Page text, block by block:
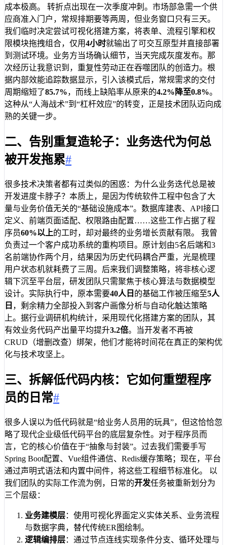
成本极高。 转折点出现在一次季度冲刺。市场部急需一个供
应商准入门户，常规排期要等两周，但业务窗口只有三天。
我们临时决定尝试可视化搭建方案，将表单、流程引擎和权
限模块拖拽组合，仅用4小时就输出了可交互原型并直接部署
到测试环境。业务方当场确认细节，当天完成灰度发布。那
次经历让我意识到，重复性劳动正在吞噬团队的创造力。根
据内部效能追踪数据显示，引入该模式后，常规需求的交付
周期缩短了85.7%，而线上缺陷率从原来的4.2% 降至0.8%。
这种从“人海战术”到“杠杆效应”的转变，正是技术团队迈向成
熟的关键一步。
二、告别重复造轮子：业务迭代为何总
被开发拖累#
很多技术决策者都有过类似的困惑：为什么业务迭代总是被
开发进度卡脖子？本质上，是因为传统软件工程中包含了大
量与业务价值无关的“基础设施成本”。数据库建表、API接口
定义、前端页面适配、权限路由配置……这些工作占据了程
序员60%以上的工时，却对最终的业务增长贡献有限。 我曾
负责过一个客户成功系统的重构项目。原计划由5名后端和3
名前端协作两个月，结果因为历史代码耦合严重，光是梳理
用户状态机就耗费了三周。后来我们调整策略，将非核心逻
辑下沉至平台层，研发团队只需聚焦于核心算法与数据模型
设计。实际执行中，原本需要40人日 的基础工作被压缩至5人
日 ，剩余精力全部投入到客户画像分析与自动化触达策略
上。据行业调研机构统计，采用现代化搭建方案的团队，其
有效业务代码产出量平均提升3.2倍。当开发者不再被
CRUD（增删改查）绑架，他们才能将时间花在真正的架构优
化与技术攻坚上。
三、拆解低代码内核：它如何重塑程序
员的日常#
很多人误以为低代码就是“给业务人员用的玩具”，但这恰恰忽
略了现代企业级低代码平台的底层复杂性。对于程序员而
言，它的核心价值在于“抽象与封装”。过去我们需要手写
Spring Boot配置、Vue组件通信、Redis缓存策略；现在，平台
通过声明式语法和内置中间件，将这些工程细节标准化。 以
我们团队的实际工作流为例，日常的开发任务被重新划分为
三个层级：
业务建模层：使用可视化界面定义实体关系、业务流程
与数据字典，替代传统ER图绘制。
逻辑编排层：通过节点连线实现条件分支、循环处理与